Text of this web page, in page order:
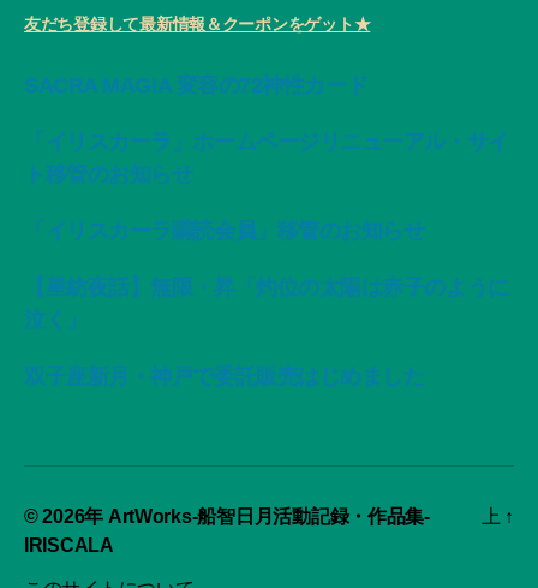
友だち登録して最新情報＆クーポンをゲット★
SACRA MAGIA 変容の72神性カード
「イリスカーラ」ホームページリニューアル・サイ
ト移管のお知らせ
「イリスカーラ購読会員」移管のお知らせ
【星紡夜話】無限・昇「灼位の太陽は赤子のように
泣く」
双子座新月・神戸で委託販売はじめました
© 2026年 ArtWorks-船智日月活動記録・作品集-
IRISCALA
上 ↑